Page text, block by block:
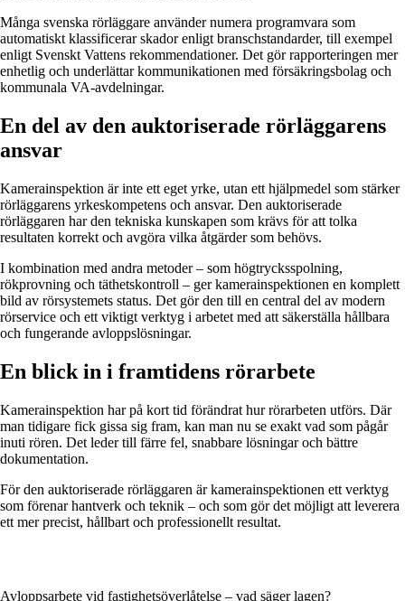
Många svenska rörläggare använder numera programvara som
automatiskt klassificerar skador enligt branschstandarder, till exempel
enligt Svenskt Vattens rekommendationer. Det gör rapporteringen mer
enhetlig och underlättar kommunikationen med försäkringsbolag och
kommunala VA-avdelningar.
En del av den auktoriserade rörläggarens
ansvar
Kamerainspektion är inte ett eget yrke, utan ett hjälpmedel som stärker
rörläggarens yrkeskompetens och ansvar. Den auktoriserade
rörläggaren har den tekniska kunskapen som krävs för att tolka
resultaten korrekt och avgöra vilka åtgärder som behövs.
I kombination med andra metoder – som högtrycksspolning,
rökprovning och täthetskontroll – ger kamerainspektionen en komplett
bild av rörsystemets status. Det gör den till en central del av modern
rörservice och ett viktigt verktyg i arbetet med att säkerställa hållbara
och fungerande avloppslösningar.
En blick in i framtidens rörarbete
Kamerainspektion har på kort tid förändrat hur rörarbeten utförs. Där
man tidigare fick gissa sig fram, kan man nu se exakt vad som pågår
inuti rören. Det leder till färre fel, snabbare lösningar och bättre
dokumentation.
För den auktoriserade rörläggaren är kamerainspektionen ett verktyg
som förenar hantverk och teknik – och som gör det möjligt att leverera
ett mer precist, hållbart och professionellt resultat.
Avloppsarbete vid fastighetsöverlåtelse – vad säger lagen?